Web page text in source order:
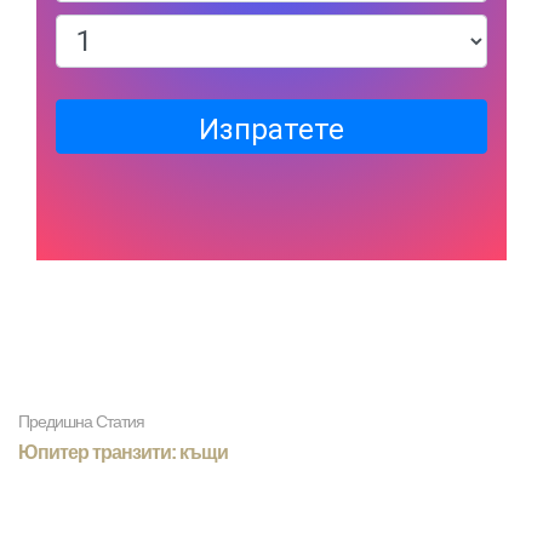
Изпратете
Предишна Статия
Юпитер транзити: къщи